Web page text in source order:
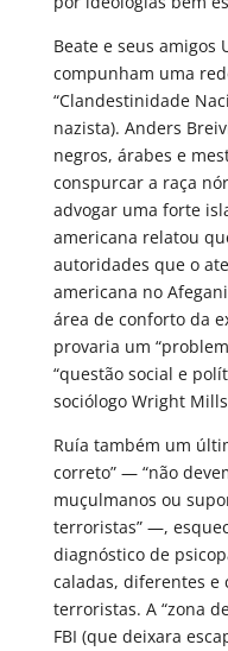
Beate e seus amigos
compunham uma
“Clandestinidade
nazista). Anders
negros, árabes e
conspurcar a raça
advogar uma forte
americana relatou
autoridades que o
americana no
área de conforto da
provaria um
“questão social e
sociólogo Wright
Ruía também um
correto” — “não
muçulmanos ou
terroristas” —,
diagnóstico de
caladas, diferentes e
terroristas. A “zona
FBI (que deixara